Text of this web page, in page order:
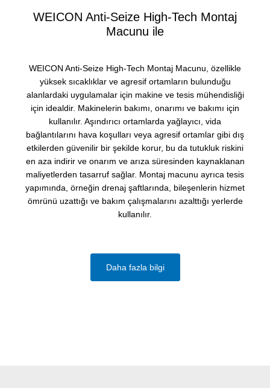
WEICON Anti-Seize High-Tech Montaj
Macunu ile
WEICON Anti-Seize High-Tech Montaj Macunu, özellikle
yüksek sıcaklıklar ve agresif ortamların bulunduğu
alanlardaki uygulamalar için makine ve tesis mühendisliği
için idealdir. Makinelerin bakımı, onarımı ve bakımı için
kullanılır. Aşındırıcı ortamlarda yağlayıcı, vida
bağlantılarını hava koşulları veya agresif ortamlar gibi dış
etkilerden güvenilir bir şekilde korur, bu da tutukluk riskini
en aza indirir ve onarım ve arıza süresinden kaynaklanan
maliyetlerden tasarruf sağlar. Montaj macunu ayrıca tesis
yapımında, örneğin drenaj şaftlarında, bileşenlerin hizmet
ömrünü uzattığı ve bakım çalışmalarını azalttığı yerlerde
kullanılır.
Daha fazla bilgi